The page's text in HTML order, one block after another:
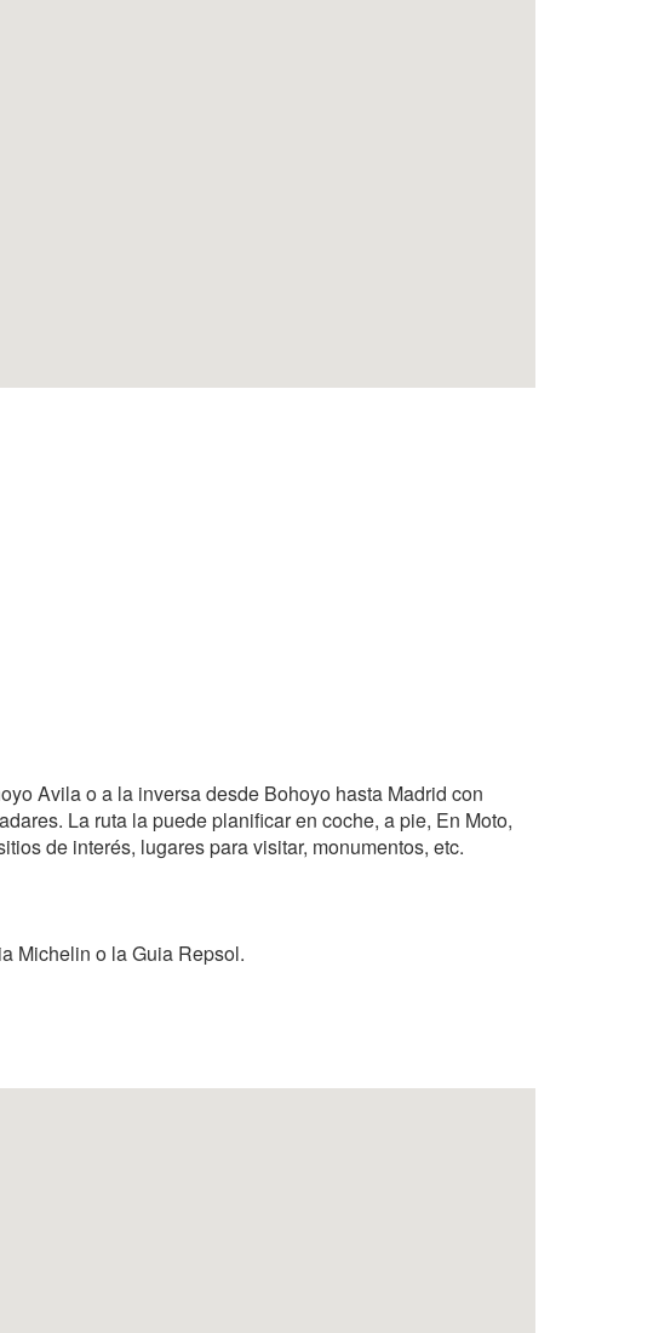
Avila o a la inversa desde Bohoyo hasta Madrid con
La ruta la puede planificar en coche, a pie, En Moto,
de interés, lugares para visitar, monumentos, etc.
Michelin o la Guia Repsol.